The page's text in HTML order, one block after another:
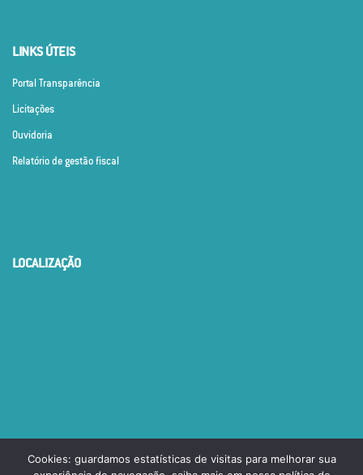
LINKS ÚTEIS
Portal Transparência
Licitações
Ouvidoria
Relatório de gestão fiscal
LOCALIZAÇÃO
Cookies: guardamos estatísticas de visitas para melhorar sua